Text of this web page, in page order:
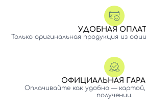
УДОБНАЯ
Только оригинальная продукция из
ОФИЦИАЛЬНАЯ
Оплачивайте как удобно —
получении.